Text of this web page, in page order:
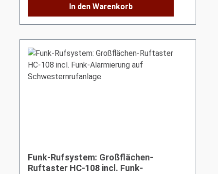
In den Warenkorb
Funk-Rufsystem: Großflächen-
Ruftaster HC-108 incl. Funk-